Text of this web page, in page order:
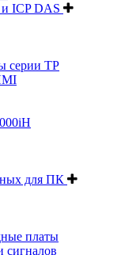
и ICP DAS
серии TP
для ПК
платы
сигналов